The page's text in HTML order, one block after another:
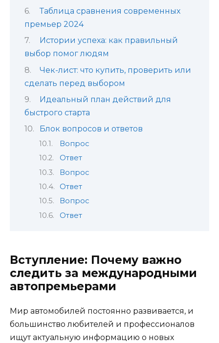
Таблица сравнения современных
премьер 2024
Истории успеха: как правильный
выбор помог людям
Чек-лист: что купить, проверить или
сделать перед выбором
Идеальный план действий для
быстрого старта
Блок вопросов и ответов
Вопрос
Ответ
Вопрос
Ответ
Вопрос
Ответ
Вступление: Почему важно
следить за международными
автопремьерами
Мир автомобилей постоянно развивается, и
большинство любителей и профессионалов
ищут актуальную информацию о новых